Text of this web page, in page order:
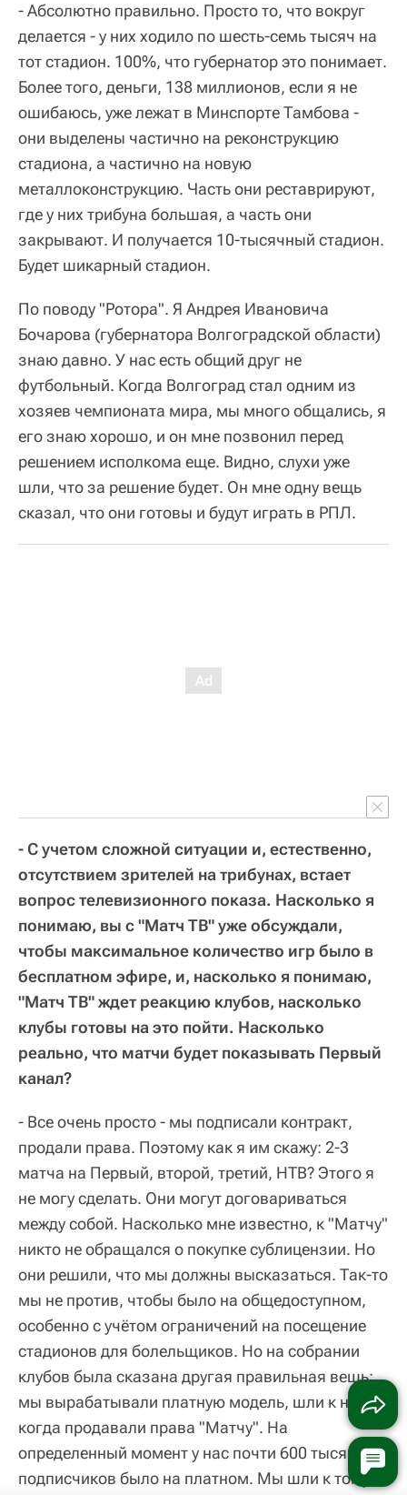
- Абсолютно правильно. Просто то, что вокруг
делается - у них ходило по шесть-семь тысяч на
тот стадион. 100%, что губернатор это понимает.
Более того, деньги, 138 миллионов, если я не
ошибаюсь, уже лежат в Минспорте Тамбова -
они выделены частично на реконструкцию
стадиона, а частично на новую
металлоконструкцию. Часть они реставрируют,
где у них трибуна большая, а часть они
закрывают. И получается 10-тысячный стадион.
Будет шикарный стадион.
По поводу "Ротора". Я Андрея Ивановича
Бочарова (губернатора Волгоградской области)
знаю давно. У нас есть общий друг не
футбольный. Когда Волгоград стал одним из
хозяев чемпионата мира, мы много общались, я
его знаю хорошо, и он мне позвонил перед
решением исполкома еще. Видно, слухи уже
шли, что за решение будет. Он мне одну вещь
сказал, что они готовы и будут играть в РПЛ.
- С учетом сложной ситуации и, естественно,
отсутствием зрителей на трибунах, встает
вопрос телевизионного показа. Насколько я
понимаю, вы с "Матч ТВ" уже обсуждали,
чтобы максимальное количество игр было в
бесплатном эфире, и, насколько я понимаю,
"Матч ТВ" ждет реакцию клубов, насколько
клубы готовы на это пойти. Насколько
реально, что матчи будет показывать Первый
канал?
- Все очень просто - мы подписали контракт,
продали права. Поэтому как я им скажу: 2-3
матча на Первый, второй, третий, НТВ? Этого я
не могу сделать. Они могут договариваться
между собой. Насколько мне известно, к "Матчу"
никто не обращался о покупке сублицензии. Но
они решили, что мы должны высказаться. Так-то
мы не против, чтобы было на общедоступном,
особенно с учётом ограничений на посещение
стадионов для болельщиков. Но на собрании
клубов была сказана другая правильная вещь:
мы вырабатывали платную модель, шли к ней,
когда продавали права "Матчу". На
определенный момент у нас почти 600 тысяч
подписчиков было на платном. Мы шли к тому,